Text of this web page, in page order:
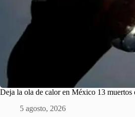
Deja la ola de calor en México 13 muertos
5 agosto, 2026